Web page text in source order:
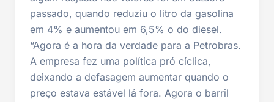
passado, quando reduziu o litro da gasolina
em 4% e aumentou em 6,5% o do diesel.
“Agora é a hora da verdade para a Petrobras.
A empresa fez uma política pró cíclica,
deixando a defasagem aumentar quando o
preço estava estável lá fora. Agora o barril